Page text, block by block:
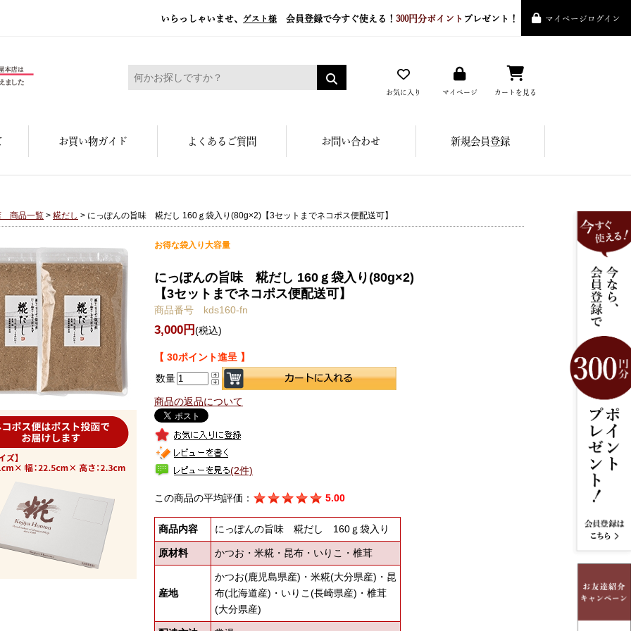
いらっしゃいませ、 ゲスト様 会員登録で今すぐ使える！ 300円分ポイント プレゼント！ マイページログイン
糀屋本店 - 元禄二年。創業三百余年の味
お気に入り マイページ カートを見る
お買い物ガイド よくあるご質問 お問い合わせ 新規会員登録
商品一覧 > 糀だし > にっぽんの旨味 糀だし 160ｇ袋入り(80g×2)【3セットまでネコポス便配送可】
お得な袋入り大容量
にっぽんの旨味 糀だし 160ｇ袋入り(80g×2)
【3セットまでネコポス便配送可】
商品番号 kds160-fn
3,000円(税込)
【 30ポイント進呈 】
数量
商品の返品について
(2件)
この商品の平均評価： 5.00
商品内容 にっぽんの旨味 糀だし 160ｇ袋入り
原材料 かつお・米糀・昆布・いりこ・椎茸
産地
かつお(鹿児島県産)・米糀(大分県産)・昆
布(北海道産)・いりこ(長崎県産)・椎茸
(大分県産)